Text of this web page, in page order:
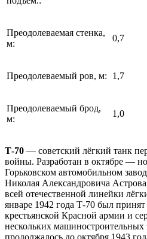
Преодолеваемая стенка,
м:
0,7
Преодолеваемый ров, м: 1,7
Преодолеваемый брод,
м:
1,0
Т-70 — советский лёгкий танк
войны. Разработан в октябре —
Горьковском автомобильном
Николая Александровича
всей отечественной линейки
январе 1942 года Т-70 был
крестьянской Красной армии и
нескольких машиностроительных
продолжалось до октября 1943